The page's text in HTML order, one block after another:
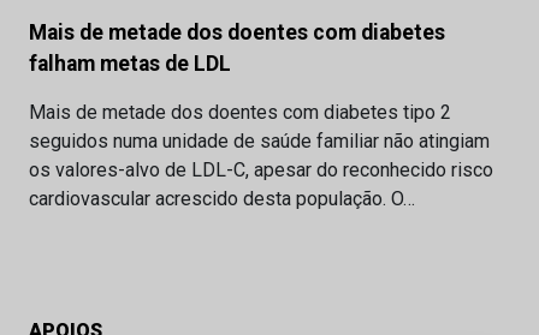
Mais de metade dos doentes com diabetes
falham metas de LDL
Mais de metade dos doentes com diabetes tipo 2
seguidos numa unidade de saúde familiar não atingiam
os valores-alvo de LDL-C, apesar do reconhecido risco
cardiovascular acrescido desta população. O…